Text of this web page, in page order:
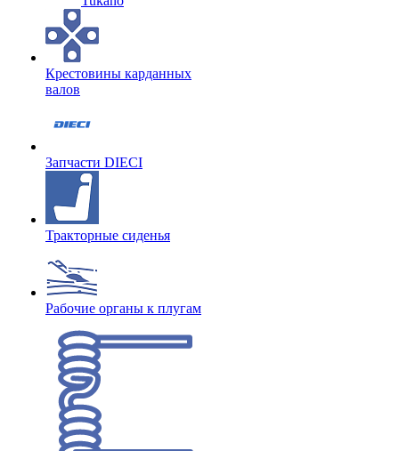
Крестовины карданных
валов
Запчасти DIECI
Тракторные сиденья
Рабочие органы к плугам